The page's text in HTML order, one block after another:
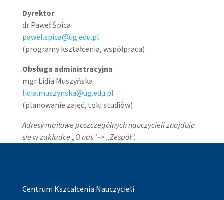
Dyrektor
dr Paweł Śpica
pawel.spica@ug.edu.pl
(programy kształcenia, współpraca)
Obsługa administracyjna
mgr Lidia Muszyńska
lidia.muszynska@ug.edu.pl
(planowanie zajęć, toki studiów)
Adresy mailowe poszczególnych nauczycieli znajdują
się w zakładce „O nas” -> „Zespół”.
Centrum Kształcenia Nauczycieli